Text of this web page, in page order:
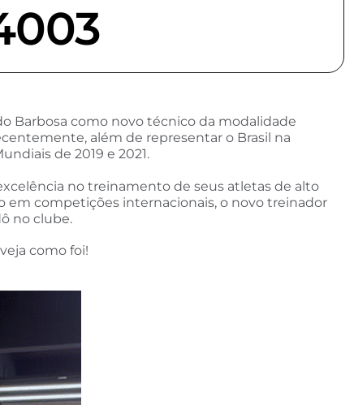
Barbosa como novo técnico da modalidade
além de representar o Brasil na
de 2019 e 2021.
no treinamento de seus atletas de alto
em competições internacionais, o novo treinador
no clube.
como foi!